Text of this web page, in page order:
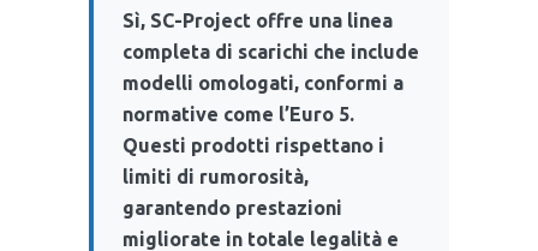
Sì, SC-Project offre una linea
completa di scarichi che include
modelli omologati, conformi a
normative come l’Euro 5.
Questi prodotti rispettano i
limiti di rumorosità,
garantendo prestazioni
migliorate in totale legalità e